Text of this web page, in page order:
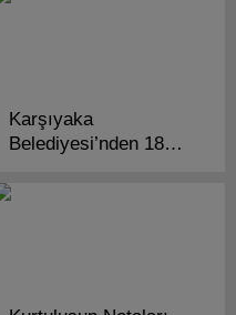
Karşıyaka
Belediyesi’nden 18
Gösteri “Bir Ulus